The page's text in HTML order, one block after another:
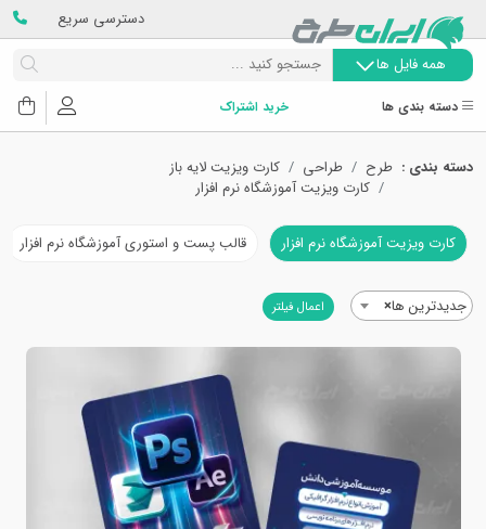
دسترسی سریع
همه فایل ها
دسته بندی ها خرید اشتراک
دسته بندی : طرح طراحی
کارت ویزیت لایه باز
کارت ویزیت آموزشگاه نرم افزار
کارت ویزیت آموزشگاه نرم افزار قالب پست و استوری آموزشگاه نرم افزار
×جدیدترین ها اعمال فیلتر